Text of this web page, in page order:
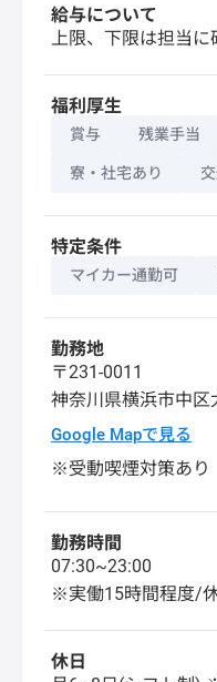
給与について
上限、下限は担当に
福利厚生
賞与 残業手当
寮・社宅あり
特定条件
マイカー通勤可
勤務地
〒231-0011
神奈川県横浜市中区
Google Mapで見る
※受動喫煙対策あり
勤務時間
07:30~23:00
※実働15時間程度/
休日